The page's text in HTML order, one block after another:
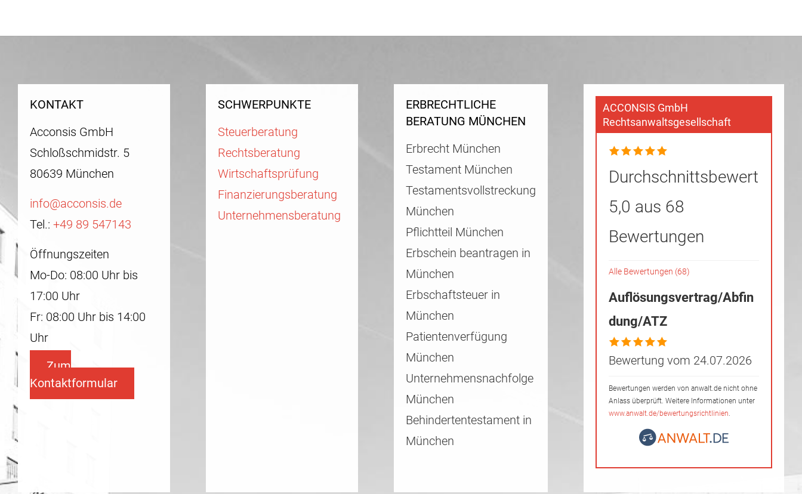
KONTAKT
Acconsis GmbH
Schloßschmidstr. 5
80639 München
info@acconsis.de
Tel.: +49 89 547143
Öffnungszeiten
Mo-Do: 08:00 Uhr bis
17:00 Uhr
Fr: 08:00 Uhr bis 14:00
Uhr
Zum
Kontaktformular
SCHWERPUNKTE
Steuerberatung
Rechtsberatung
Wirtschaftsprüfung
Finanzierungsberatung
Unternehmensberatung
ERBRECHTLICHE
BERATUNG MÜNCHEN
Erbrecht München
Testament München
Testamentsvollstreckung
München
Pflichtteil München
Erbschein beantragen in
München
Erbschaftsteuer in
München
Patientenverfügung
München
Unternehmensnachfolge
München
Behindertentestament in
München
ACCONSIS GmbH
Rechtsanwaltsgesellschaft
Durchschnittsbewertung
5,0 aus 68
Bewertungen
Alle Bewertungen (68)
Auflösungsvertrag/Abfin
dung/ATZ
Bewertung vom 24.07.2026
Bewertungen werden von anwalt.de nicht ohne
Anlass überprüft. Weitere Informationen unter
www.anwalt.de/bewertungsrichtlinien.